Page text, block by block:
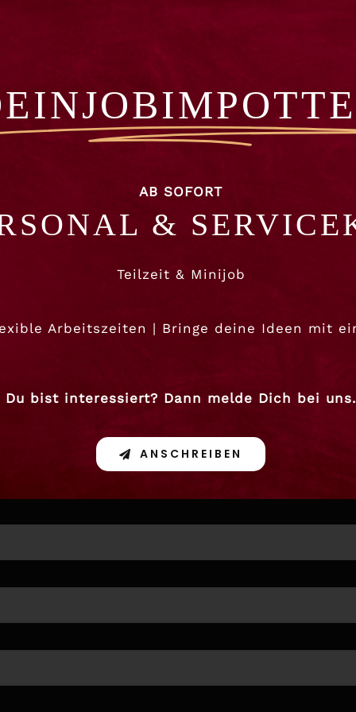
Bar
Reservierung
Dir deinen
AB SOFORT
&
Teilzeit & Minijob
Arbeitszeiten | Bringe deine Ideen mit
Du bist interessiert? Dann melde Dich bei uns.
ANSCHREIBEN